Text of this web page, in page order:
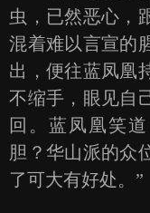
虫，已然恶心，
混着难以言宣的
出，便往蓝凤凰
不缩手，眼见自
回。蓝凤凰笑
胆？华山派的众
了可大有好处。”